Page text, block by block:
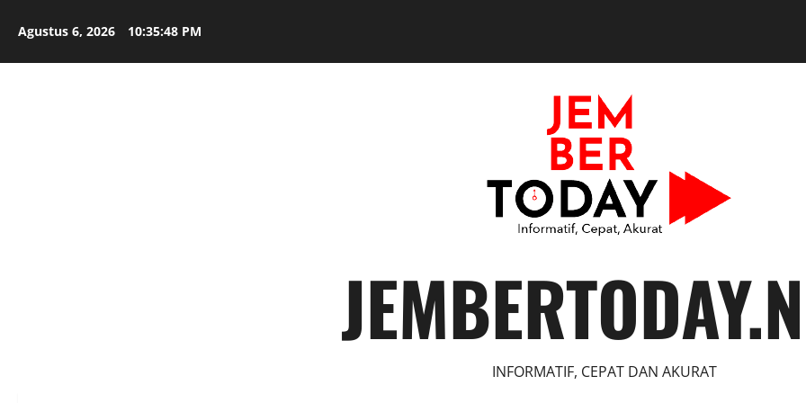
Agustus 6, 2026 10:35:49 PM
INFORMATIF, CEPAT DAN AKURAT